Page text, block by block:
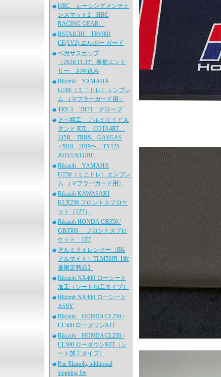
HRC レーシングメンテナ
ンスマット2「HRC
RACING GEAR」
RSTAICHI TRV081
CE(LV2) エルボー ガード
ペガサスカップ
（2026.11.22）事前エント
リー お申込み
Rikizoh YAMAHA
GT80（ミニトレ）エンブレ
ム （マフラーガード用）
TRY-1 TR71 グローブ
アベ精工 アルミサイドス
タンド RTL、COTA4RT、
315R、TRRS、GASGAS
~2018、2019〜、TY125
ADVENTURE
Rikizoh YAMAHA
GT50（ミニトレ）エンブレ
ム （マフラーガード用）
Rikizoh KAWASAKI
KLX230 フロントスプロケ
ット（12T）
Rikizoh HONDA GB350 /
GB350S フロントスプロ
ケット 15T
アルミサイレンサー（BK
アルマイト）TLM50用【数
量限定商品】
Rikizoh NX400 ローシート
加工（シート加工タイプ）
Rikizoh NX400 ローシート
ASSY
Rikizoh HONDA CL250 /
CL500 ローダウンKIT
Rikizoh HONDA CL250 /
CL500 ローダウンKIT（シ
ート加工タイプ）
Pau Illamola, additional
shipping fee